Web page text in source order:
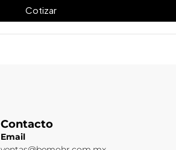
Cotizar
Contacto
Email